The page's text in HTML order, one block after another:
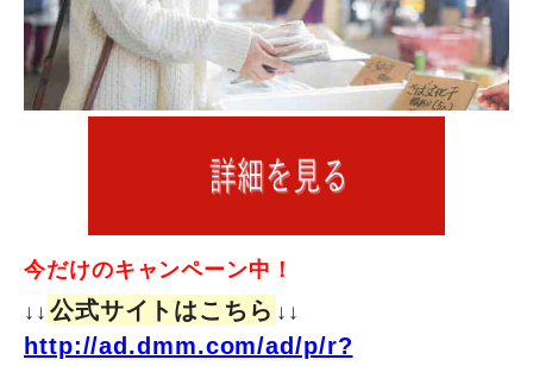
今だけのキャンペーン中！
↓↓ 公式サイトはこちら ↓↓
http://ad.dmm.com/ad/p/r?